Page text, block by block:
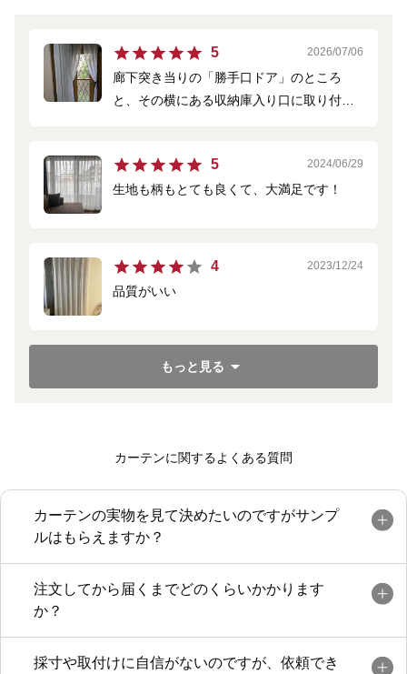
5 2026/07/06
廊下突き当りの「勝手口ドア」のところ
と、その横にある収納庫入り口に取り付け
良心的で品質も上質です。そしてネットで
の注文がとても分かりやすくて助かりまし
5 2024/06/29
生地も柄もとても良くて、大満足です！
4 2023/12/24
品質がいい
もっと見る
カーテンに関するよくある質問
カーテンの実物を見て決めたいのですがサンプ
ルはもらえますか？
注文してから届くまでどのくらいかかります
か？
採寸や取付けに自信がないのですが、依頼でき